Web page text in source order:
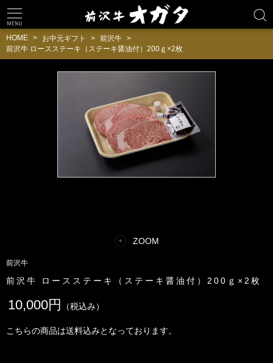
HOME お中元ギフト
前沢牛
前沢牛 ロースステーキ（ステーキ醤油付）200ｇ×2枚
ZOOM
前沢牛
前沢牛 ロースステーキ（ステーキ醤油付）200ｇ×2枚
10,000円 （税込み）
こちらの商品は送料込みとなっております。